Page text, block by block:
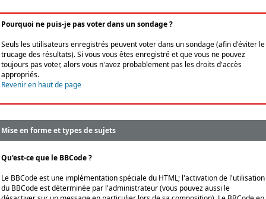
Pourquoi ne puis-je pas voter dans un sondage ?
Seuls les utilisateurs enregistrés peuvent voter dans un sondage (afin d'éviter le
trucage des résultats). Si vous vous êtes enregistré et que vous ne pouvez
toujours pas voter, alors vous n'avez probablement pas les droits d'accès
appropriés.
Revenir en haut de page
Mise en forme et types de sujets
Qu'est-ce que le BBCode ?
Le BBCode est une implémentation spéciale du HTML; l'activation de l'utilisation
du BBCode est déterminée par l'administrateur (vous pouvez aussi le